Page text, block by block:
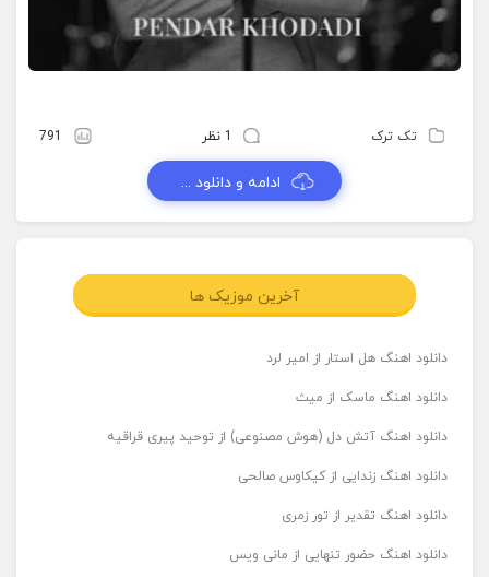
تک ترک 1 نظر 791
ادامه و دانلود ...
آخرین موزیک ها
دانلود اهنگ هل استار از امیر لرد
دانلود اهنگ ماسک از میث
دانلود اهنگ آتش دل (هوش مصنوعی) از توحید پیری قراقیه
دانلود اهنگ زندایی از کیکاوس صالحی
دانلود اهنگ تقدیر از تور زمری
دانلود اهنگ حضور تنهایی از مانی ویس